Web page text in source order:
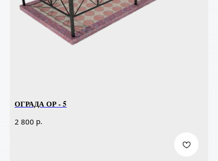
ОГРАДА ОР - 5
2 800 р.